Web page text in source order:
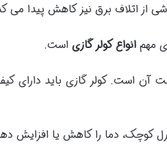
از اتلاف برق نیز کاهش پیدا می
مهمانواع کولر گازی است.
است. کولر گازی باید دارای
کوچک، دما را کاهش یا افزایش